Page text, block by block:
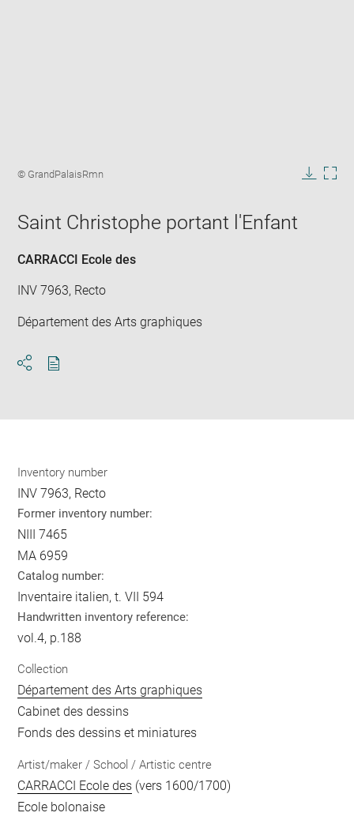
window
Image
© GrandPalaisRmn
Saint Christophe portant l'Enfant
CARRACCI Ecole des
INV 7963, Recto
Département des Arts graphiques
Inventory number
INV 7963, Recto
Former inventory number:
NIII 7465
MA 6959
Catalog number:
Inventaire italien, t. VII 594
Handwritten inventory reference:
vol.4, p.188
Collection
Département des Arts graphiques
Cabinet des dessins
Fonds des dessins et miniatures
Artist/maker / School / Artistic centre
CARRACCI Ecole des (vers 1600/1700)
Ecole bolonaise